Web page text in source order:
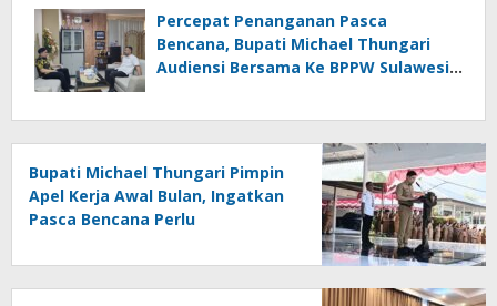
Percepat Penanganan Pasca
Bencana, Bupati Michael Thungari
Audiensi Bersama Ke BPPW Sulawesi
Bupati Michael Thungari Pimpin
Apel Kerja Awal Bulan, Ingatkan
Pasca Bencana Perlu
dan Tetap Berkoordinasi